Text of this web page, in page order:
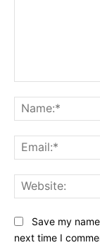
Save my
next time I